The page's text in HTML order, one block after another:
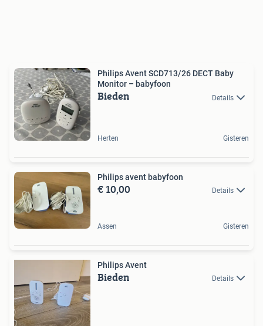
Philips Avent SCD713/26 DECT Baby
Monitor – babyfoon
Bieden Details
Herten Gisteren
Philips avent babyfoon
€ 10,00 Details
Assen Gisteren
Philips Avent
Bieden Details